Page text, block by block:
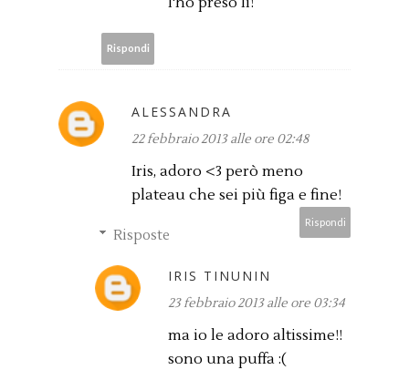
Rispondi
ALESSANDRA
22 febbraio 2013 alle ore 02:48
Iris, adoro <3 però meno
plateau che sei più figa e fine!
Rispondi
Risposte
IRIS TINUNIN
23 febbraio 2013 alle ore 03:34
ma io le adoro altissime!!
sono una puffa :(